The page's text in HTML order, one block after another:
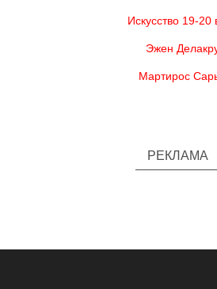
Искусство 19-20
Эжен
Мартирос
РЕКЛАМА